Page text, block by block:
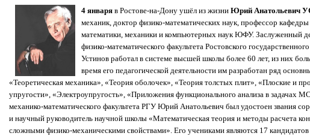
4 января в Ростове-на-Дону ушёл из жизни Юрий Анатольевич
механик, доктор физико-математических наук, профессор
математики, механики и компьютерных наук ЮФУ. Заслуженный
физико-математического факультета Ростовского
Устинов работал в системе высшей школы более 60 лет, из них
время его педагогической деятельности им разработан ряд
«Теоретическая механика», «Теория оболочек», «Теория толстых плит», «Плоские и
упругости», «Электроупругость», «Приложения функционального анализа в задачах
механико-математического факультета РГУ Юрий Анатольевич был удостоен звания
и научный руководитель научной школы «Математическая теория и методы расчета
сложными физико-механическими свойствами». Его учениками являются 17